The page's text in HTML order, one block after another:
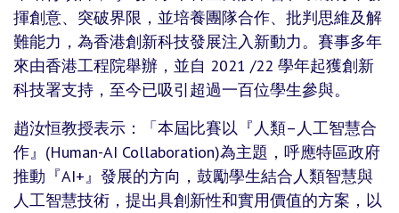
揮創意、突破界限，並培養團隊合作、批判思維及解
難能力，為香港創新科技發展注入新動力。賽事多年
來由香港工程院舉辦，並自 2021 /22 學年起獲創新
科技署支持，至今已吸引超過一百位學生參與。
趙汝恒教授表示：「本屆比賽以『人類–人工智慧合
作』(Human-AI Collaboration)為主題，呼應特區政府
推動『AI+』發展的方向，鼓勵學生結合人類智慧與
人工智慧技術，提出具創新性和實用價值的方案，以